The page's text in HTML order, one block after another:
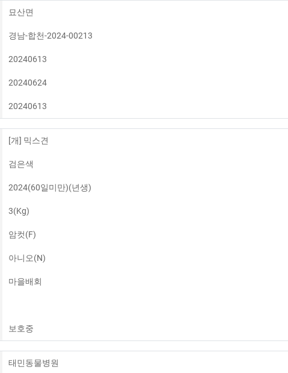
묘산면
경남-합천-2024-00213
20240613
20240624
20240613
[개] 믹스견
검은색
2024(60일미만)(년생)
3(Kg)
암컷(F)
아니오(N)
마을배회
보호중
태민동물병원